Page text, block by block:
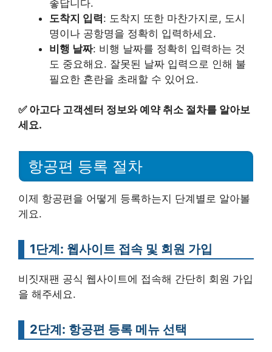
좋답니다.
도착지 입력: 도착지 또한 마찬가지로, 도시
명이나 공항명을 정확히 입력하세요.
비행 날짜: 비행 날짜를 정확히 입력하는 것
도 중요해요. 잘못된 날짜 입력으로 인해 불
필요한 혼란을 초래할 수 있어요.
✅ 아고다 고객센터 정보와 예약 취소 절차를 알아보
세요.
항공편 등록 절차
이제 항공편을 어떻게 등록하는지 단계별로 알아볼
게요.
1단계: 웹사이트 접속 및 회원 가입
비짓재팬 공식 웹사이트에 접속해 간단히 회원 가입
을 해주세요.
2단계: 항공편 등록 메뉴 선택